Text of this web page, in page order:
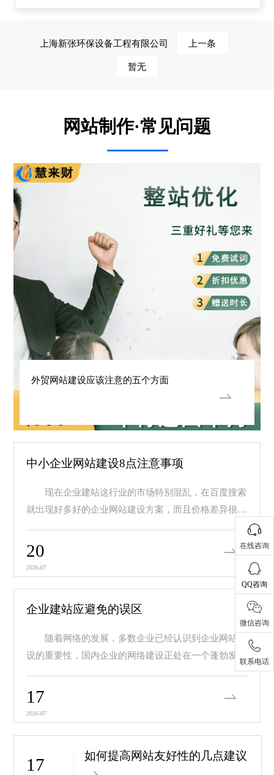
上海新张环保设备工程有限公司 上一条
暂无
网站制作·常见问题
外贸网站建设应该注意的五个方面
中小企业网站建设8点注意事项
现在企业建站这行业的市场特别混乱，在百度搜索
就出现好多好的企业网站建设方案，而且价格差异很
20
2026-07
企业建站应避免的误区
随着网络的发展，多数企业已经认识到企业网站建
设的重要性，国内企业的网络建设正处在一个蓬勃发展
17
2026-07
17 如何提高网站友好性的几点建议
在线咨询
QQ咨询
微信咨询
联系电话